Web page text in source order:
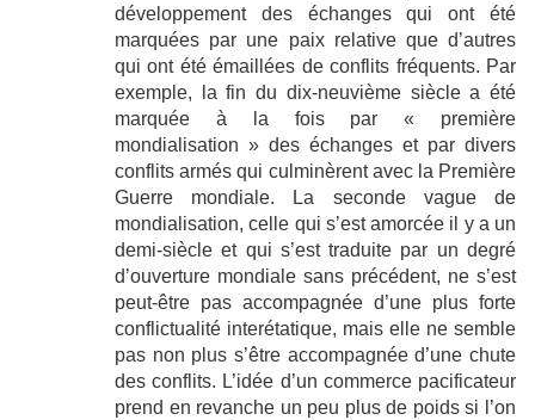
développement des échanges qui ont été
marquées par une paix relative que d’autres
qui ont été émaillées de conflits fréquents. Par
exemple, la fin du dix-neuvième siècle a été
marquée à la fois par « première
mondialisation » des échanges et par divers
conflits armés qui culminèrent avec la Première
Guerre mondiale. La seconde vague de
mondialisation, celle qui s’est amorcée il y a un
demi-siècle et qui s’est traduite par un degré
d’ouverture mondiale sans précédent, ne s’est
peut-être pas accompagnée d’une plus forte
conflictualité interétatique, mais elle ne semble
pas non plus s’être accompagnée d’une chute
des conflits. L’idée d’un commerce pacificateur
prend en revanche un peu plus de poids si l’on